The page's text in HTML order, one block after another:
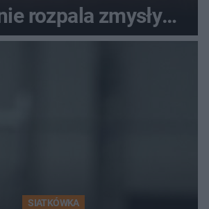
rozpala zmysły
fanów
SIATKÓWKA